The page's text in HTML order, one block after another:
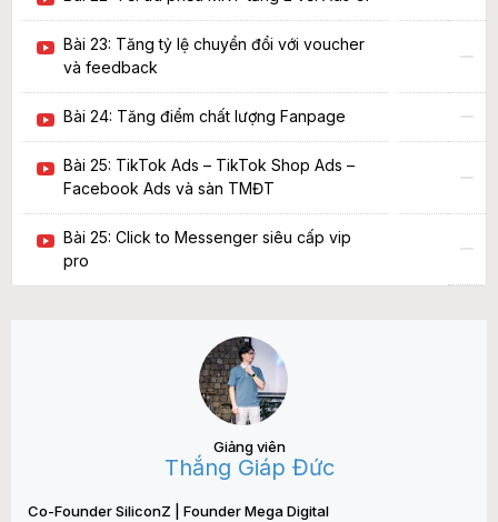
Bài 23: Tăng tỷ lệ chuyển đổi với voucher
và feedback
Bài 24: Tăng điểm chất lượng Fanpage
Bài 25: TikTok Ads – TikTok Shop Ads –
Facebook Ads và sàn TMĐT
Bài 25: Click to Messenger siêu cấp vip
pro
Giảng viên
Thắng Giáp Đức
Co-Founder SiliconZ | Founder Mega Digital